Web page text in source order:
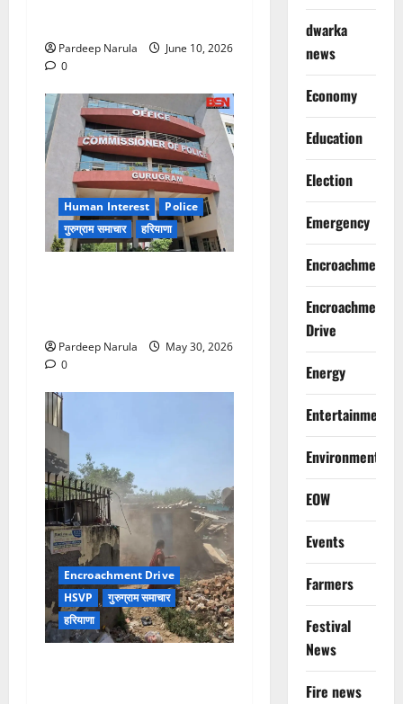
Pardeep Narula
June 10, 2026
0
Human Interest
Police
गुरुग्राम समाचार
हरियाणा
Pardeep Narula
May 30, 2026
0
Encroachment Drive
HSVP
गुरुग्राम समाचार
हरियाणा
dwarka
news
Economy
Education
Election
Emergency
Encroachment
Encroachment
Drive
Energy
Entertainment
Environment
EOW
Events
Farmers
Festival
News
Fire news